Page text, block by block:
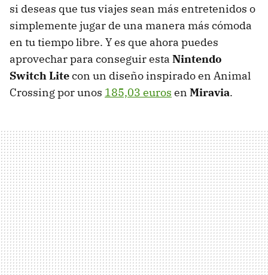
si deseas que tus viajes sean más entretenidos o
simplemente jugar de una manera más cómoda
en tu tiempo libre. Y es que ahora puedes
aprovechar para conseguir esta Nintendo
Switch Litecon un diseño inspirado en Animal
Crossing por unos 185,03 euros en Miravia.